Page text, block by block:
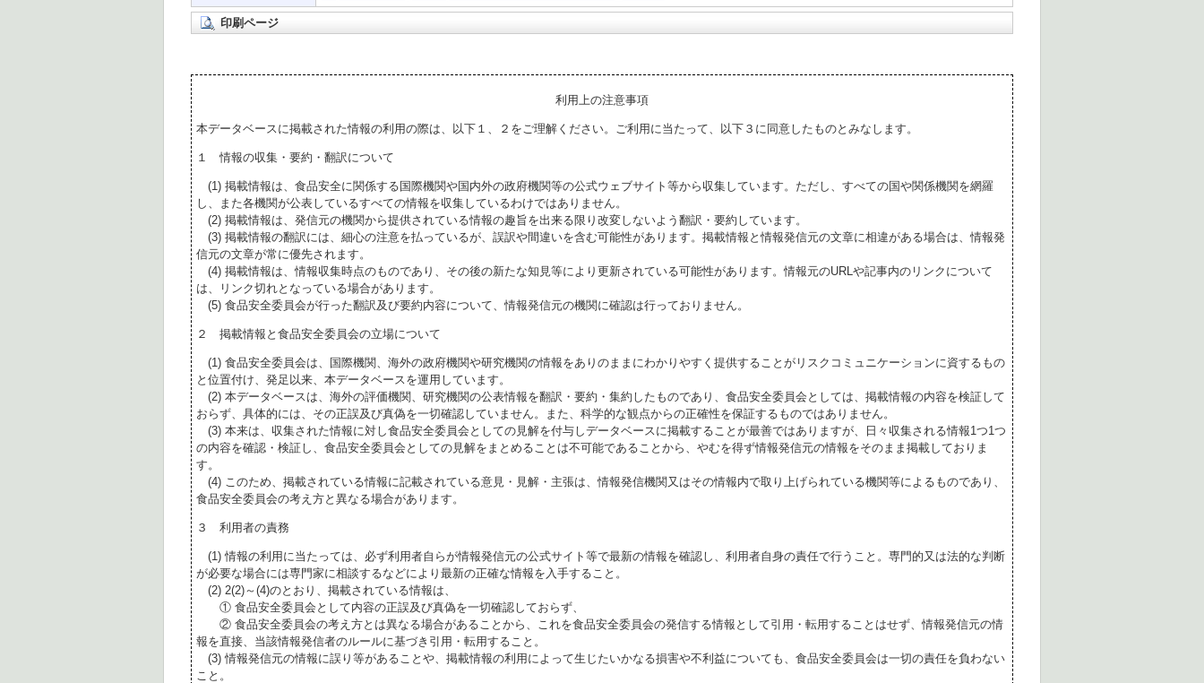
印刷ページ
利用上の注意事項
本データベースに掲載された情報の利用の際は、以下１、２をご理解ください。ご利用に当たって、以下３に同意したものとみなします。
１ 情報の収集・要約・翻訳について
(1) 掲載情報は、食品安全に関係する国際機関や国内外の政府機関等の公式ウェブサイト等から収集しています。ただし、すべての国や関係機関を網羅
し、また各機関が公表しているすべての情報を収集しているわけではありません。
(2) 掲載情報は、発信元の機関から提供されている情報の趣旨を出来る限り改変しないよう翻訳・要約しています。
(3) 掲載情報の翻訳には、細心の注意を払っているが、誤訳や間違いを含む可能性があります。掲載情報と情報発信元の文章に相違がある場合は、情報発
信元の文章が常に優先されます。
(4) 掲載情報は、情報収集時点のものであり、その後の新たな知見等により更新されている可能性があります。情報元のURLや記事内のリンクについて
は、リンク切れとなっている場合があります。
(5) 食品安全委員会が行った翻訳及び要約内容について、情報発信元の機関に確認は行っておりません。
２ 掲載情報と食品安全委員会の立場について
(1) 食品安全委員会は、国際機関、海外の政府機関や研究機関の情報をありのままにわかりやすく提供することがリスクコミュニケーションに資するもの
と位置付け、発足以来、本データベースを運用しています。
(2) 本データベースは、海外の評価機関、研究機関の公表情報を翻訳・要約・集約したものであり、食品安全委員会としては、掲載情報の内容を検証して
おらず、具体的には、その正誤及び真偽を一切確認していません。また、科学的な観点からの正確性を保証するものではありません。
(3) 本来は、収集された情報に対し食品安全委員会としての見解を付与しデータベースに掲載することが最善ではありますが、日々収集される情報1つ1つ
の内容を確認・検証し、食品安全委員会としての見解をまとめることは不可能であることから、やむを得ず情報発信元の情報をそのまま掲載しておりま
す。
(4) このため、掲載されている情報に記載されている意見・見解・主張は、情報発信機関又はその情報内で取り上げられている機関等によるものであり、
食品安全委員会の考え方と異なる場合があります。
３ 利用者の責務
(1) 情報の利用に当たっては、必ず利用者自らが情報発信元の公式サイト等で最新の情報を確認し、利用者自身の責任で行うこと。専門的又は法的な判断
が必要な場合には専門家に相談するなどにより最新の正確な情報を入手すること。
(2) 2(2)～(4)のとおり、掲載されている情報は、
① 食品安全委員会として内容の正誤及び真偽を一切確認しておらず、
② 食品安全委員会の考え方とは異なる場合があることから、これを食品安全委員会の発信する情報として引用・転用することはせず、情報発信元の情
報を直接、当該情報発信者のルールに基づき引用・転用すること。
(3) 情報発信元の情報に誤り等があることや、掲載情報の利用によって生じたいかなる損害や不利益についても、食品安全委員会は一切の責任を負わない
こと。